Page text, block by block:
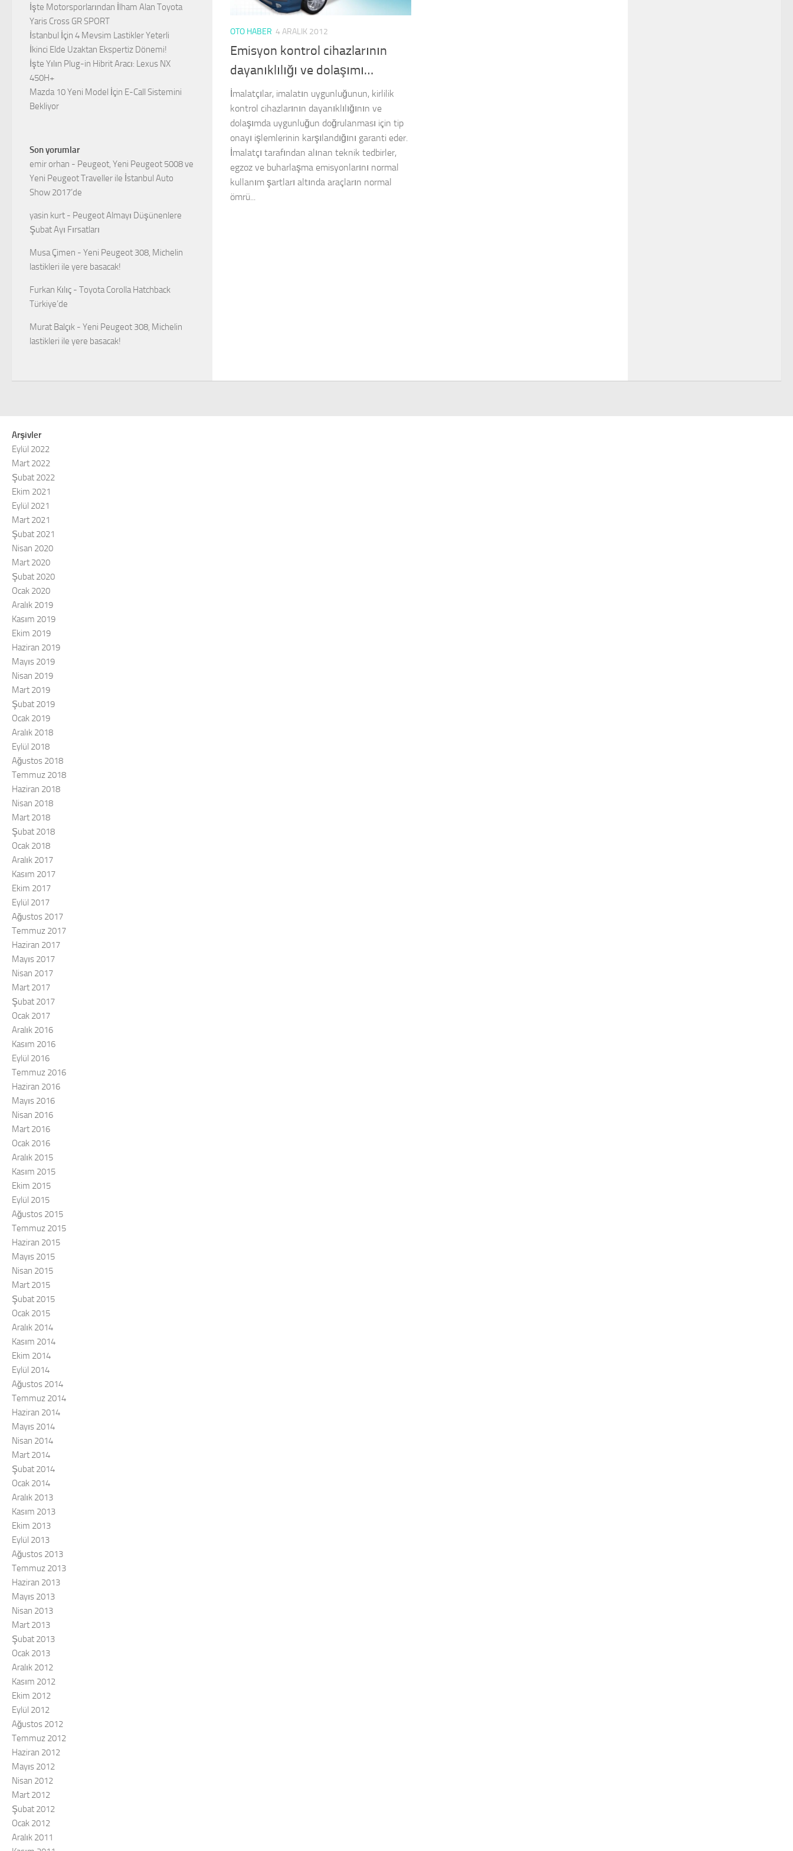
OTO HABER 4 ARALIK 2012
Emisyon kontrol cihazlarının
dayanıklılığı ve dolaşımı…
İmalatçılar, imalatın uygunluğunun, kirlilik
kontrol cihazlarının dayanıklılığının ve
dolaşımda uygunluğun doğrulanması için tip
onayı işlemlerinin karşılandığını garanti eder.
İmalatçı tarafından alınan teknik tedbirler,
egzoz ve buharlaşma emisyonlarını normal
kullanım şartları altında araçların normal
ömrü...
İşte Motorsporlarından İlham Alan Toyota
Yaris Cross GR SPORT
İstanbul İçin 4 Mevsim Lastikler Yeterli
İkinci Elde Uzaktan Ekspertiz Dönemi!
İşte Yılın Plug-in Hibrit Aracı: Lexus NX
450H+
Mazda 10 Yeni Model İçin E-Call Sistemini
Bekliyor
Son yorumlar
emir orhan - Peugeot, Yeni Peugeot 5008 ve
Yeni Peugeot Traveller ile İstanbul Auto
Show 2017’de
yasin kurt - Peugeot Almayı Düşünenlere
Şubat Ayı Fırsatları
Musa Çimen - Yeni Peugeot 308, Michelin
lastikleri ile yere basacak!
Furkan Kılıç - Toyota Corolla Hatchback
Türkiye’de
Murat Balçık - Yeni Peugeot 308, Michelin
lastikleri ile yere basacak!
Arşivler
Eylül 2022
Mart 2022
Şubat 2022
Ekim 2021
Eylül 2021
Mart 2021
Şubat 2021
Nisan 2020
Mart 2020
Şubat 2020
Ocak 2020
Aralık 2019
Kasım 2019
Ekim 2019
Haziran 2019
Mayıs 2019
Nisan 2019
Mart 2019
Şubat 2019
Ocak 2019
Aralık 2018
Eylül 2018
Ağustos 2018
Temmuz 2018
Haziran 2018
Nisan 2018
Mart 2018
Şubat 2018
Ocak 2018
Aralık 2017
Kasım 2017
Ekim 2017
Eylül 2017
Ağustos 2017
Temmuz 2017
Haziran 2017
Mayıs 2017
Nisan 2017
Mart 2017
Şubat 2017
Ocak 2017
Aralık 2016
Kasım 2016
Eylül 2016
Temmuz 2016
Haziran 2016
Mayıs 2016
Nisan 2016
Mart 2016
Ocak 2016
Aralık 2015
Kasım 2015
Ekim 2015
Eylül 2015
Ağustos 2015
Temmuz 2015
Haziran 2015
Mayıs 2015
Nisan 2015
Mart 2015
Şubat 2015
Ocak 2015
Aralık 2014
Kasım 2014
Ekim 2014
Eylül 2014
Ağustos 2014
Temmuz 2014
Haziran 2014
Mayıs 2014
Nisan 2014
Mart 2014
Şubat 2014
Ocak 2014
Aralık 2013
Kasım 2013
Ekim 2013
Eylül 2013
Ağustos 2013
Temmuz 2013
Haziran 2013
Mayıs 2013
Nisan 2013
Mart 2013
Şubat 2013
Ocak 2013
Aralık 2012
Kasım 2012
Ekim 2012
Eylül 2012
Ağustos 2012
Temmuz 2012
Haziran 2012
Mayıs 2012
Nisan 2012
Mart 2012
Şubat 2012
Ocak 2012
Aralık 2011